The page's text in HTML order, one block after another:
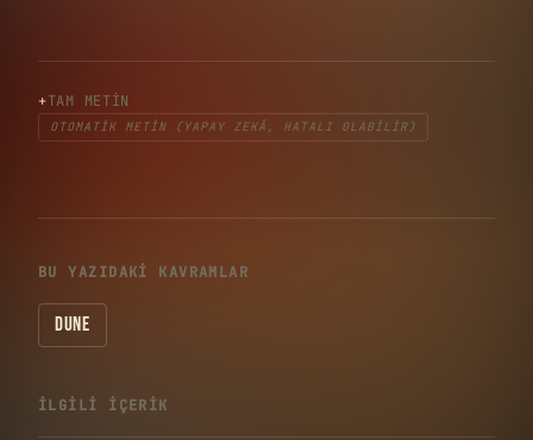
TAM METIN
OTOMATIK METIN (YAPAY ZEKÂ, HATALI OLABILIR)
BU YAZIDAKI KAVRAMLAR
DUNE
İLGILI IÇERIK